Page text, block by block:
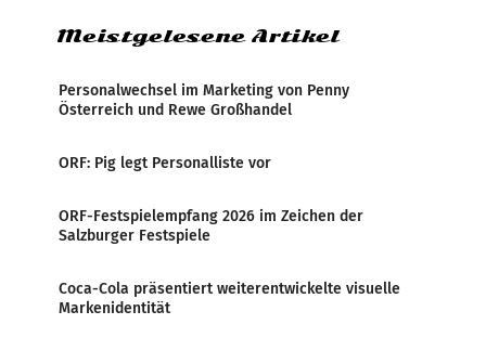
Meistgelesene Artikel
Personalwechsel im Marketing von Penny
Österreich und Rewe Großhandel
ORF: Pig legt Personalliste vor
ORF-Festspielempfang 2026 im Zeichen der
Salzburger Festspiele
Coca-Cola präsentiert weiterentwickelte visuelle
Markenidentität